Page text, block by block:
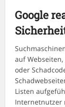
Google
auf
oder
Listen
Internetnutzer